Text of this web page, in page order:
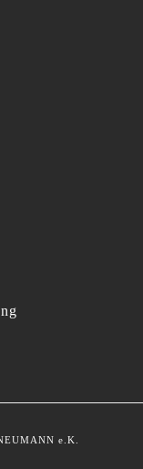
e.K.